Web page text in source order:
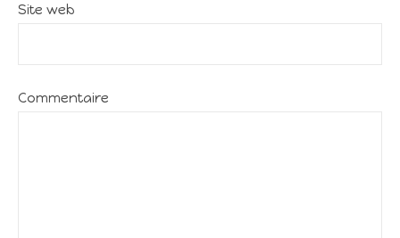
Site web
Commentaire